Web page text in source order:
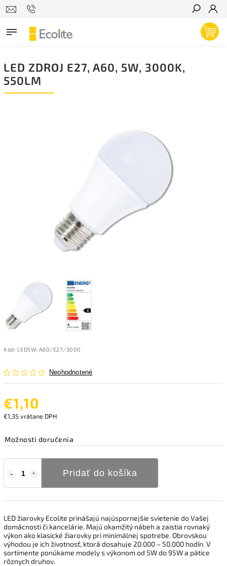
Hľadať
LED ZDROJ E27, A60, 5W, 3000K,
550LM
Kód: LED5W-A60/E27/3000
Neohodnotené
€1,10
€1,35 vrátane DPH
Možnosti doručenia
Pridať do košíka
LED žiarovky Ecolite prinášajú najúspornejšie svietenie do Vašej
domácnosti či kancelárie. Majú okamžitý nábeh a zaistia rovnaký
výkon ako klasické žiarovky pri minimálnej spotrebe. Obrovskou
výhodou je ich životnosť, ktorá dosahuje 20.000 – 50.000 hodín. V
sortimente ponúkame modely s výkonom od 5W do 95W a pätice
rôznych druhov.